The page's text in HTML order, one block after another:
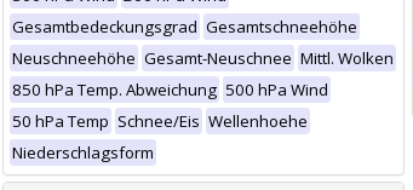
Gesamtbedeckungsgrad Gesamtschneehöhe
Neuschneehöhe Gesamt-Neuschnee Mittl. Wolken
850 hPa Temp. Abweichung 500 hPa Wind
50 hPa Temp Schnee/Eis Wellenhoehe
Niederschlagsform